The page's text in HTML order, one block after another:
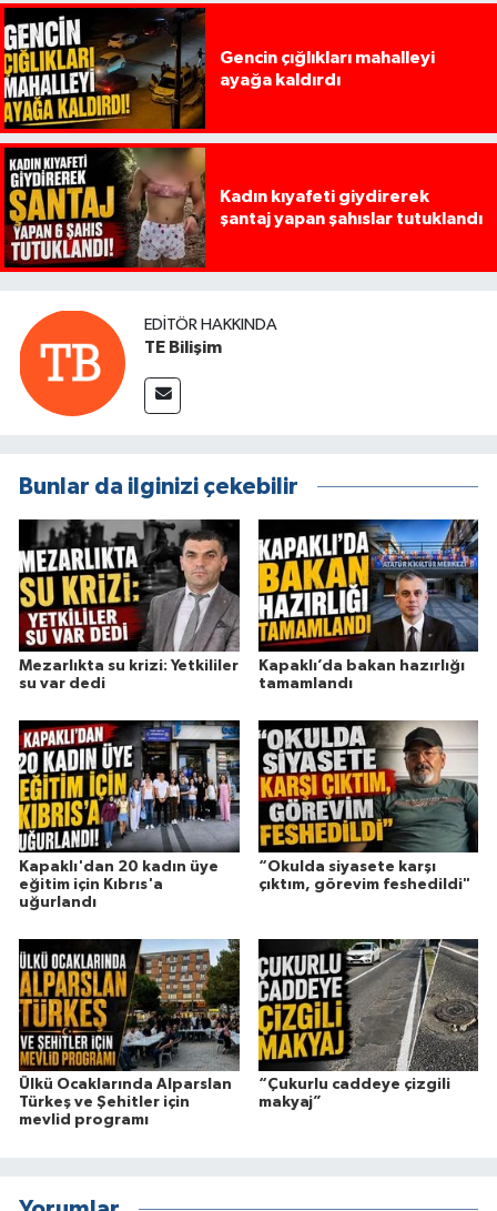
Gencin çığlıkları mahalleyi
ayağa kaldırdı
Kadın kıyafeti giydirerek
şantaj yapan şahıslar tutuklandı
EDITÖR HAKKINDA
TE Bilişim
Bunlar da ilginizi çekebilir
Mezarlıkta su krizi: Yetkililer
su var dedi
Kapaklı’da bakan hazırlığı
tamamlandı
Kapaklı'dan 20 kadın üye
eğitim için Kıbrıs'a
uğurlandı
“Okulda siyasete karşı
çıktım, görevim feshedildi"
Ülkü Ocaklarında Alparslan
Türkeş ve Şehitler için
mevlid programı
“Çukurlu caddeye çizgili
makyaj”